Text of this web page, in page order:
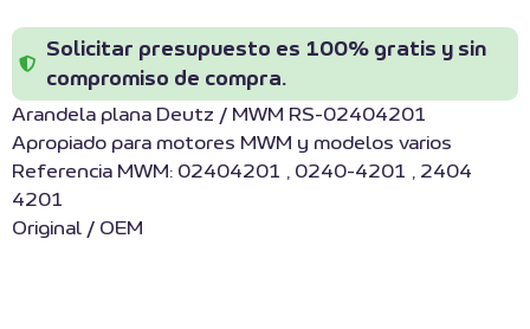
Solicitar presupuesto es 100% gratis y sin
compromiso de compra.
Arandela plana Deutz / MWM RS-02404201
Apropiado para motores MWM y modelos varios
Referencia MWM: 02404201 , 0240-4201 , 2404
4201
Original / OEM